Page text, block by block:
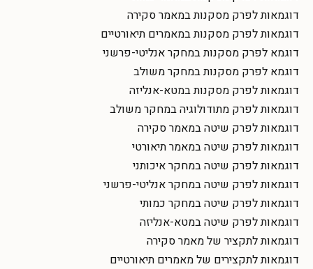
דוגמאות לפרק מסקנות במאמר סקירה
דוגמאות לפרק מסקנות במאמרים תיאורטיים
דוגמא לפרק מסקנות במחקר אנליטי-פרשני
דוגמא לפרק מסקנות במחקר משולב
דוגמאות לפרק מסקנות במטא-אנליזה
דוגמאות לפרק מתודולוגיה במחקר משולב
דוגמאות לפרק שיטה במאמר סקירה
דוגמאות לפרק שיטה במאמר תיאורטי
דוגמאות לפרק שיטה במחקר איכותני
דוגמאות לפרק שיטה במחקר אנליטי-פרשני
דוגמאות לפרק שיטה במחקר כמותי
דוגמאות לפרק שיטה במטא-אנליזה
דוגמאות לתקציר של מאמר סקירה
דוגמאות לתקצירים של מאמרים תיאורטיים